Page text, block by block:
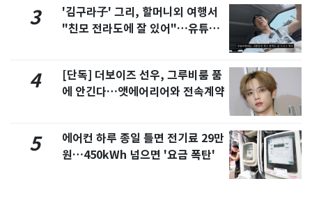
3
'김구라子' 그리, 할머니외 여행서
"친모 전라도에 잘 있어"…유튜브
4
[단독] 더보이즈 선우, 그루비룸 품
에 안긴다…앳에어리어와 전속계약
5
에어컨 하루 종일 틀면 전기료 29만
원…450kWh 넘으면 '요금 폭탄'